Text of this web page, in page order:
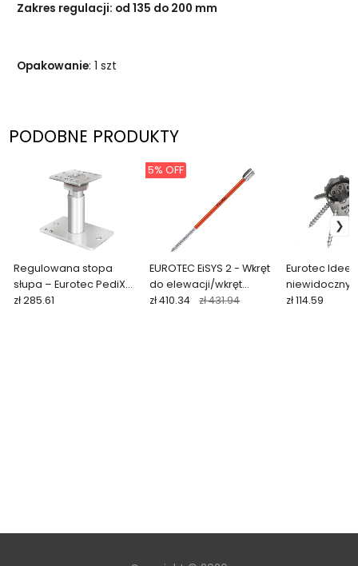
Zakres regulacji: od 135 do 200 mm
Opakowanie: 1 szt
PODOBNE PRODUKTY
Regulowana stopa
słupa – Eurotec PediX
HV
zł 285.61
EUROTEC EiSYS 2 - Wkręt
do elewacji/wkręt
regulacjiny (50 szt.)
5% OFF
zł 410.34 zł 431.94
Eurotec
niewidoczny
drewna (1 szt)
zł 114.59